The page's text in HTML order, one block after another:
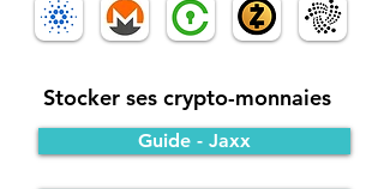
Stocker ses crypto-monnaies
Guide - Jaxx